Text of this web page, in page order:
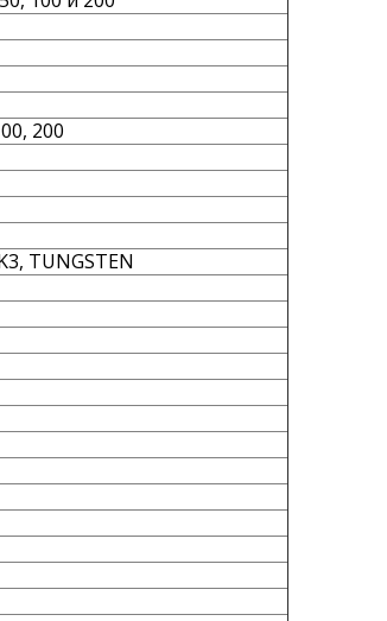
200
TUNGSTEN